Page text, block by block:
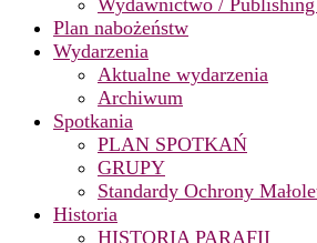
Wydawnictwo / Publishing
Plan nabożeństw
Wydarzenia
Aktualne wydarzenia
Archiwum
Spotkania
PLAN SPOTKAŃ
GRUPY
Standardy Ochrony
Historia
HISTORIA PARAFII